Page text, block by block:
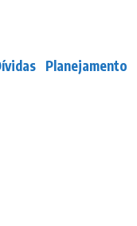
Planejamento